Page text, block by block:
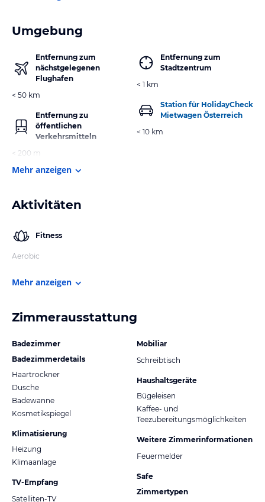
Umgebung
Entfernung zum
nächstgelegenen
Flughafen
< 50 km
Entfernung zu
öffentlichen
Verkehrsmitteln
< 200 m
Entfernung zum
Stadtzentrum
< 1 km
Station für HolidayCheck
Mietwagen Österreich
< 10 km
Mehr anzeigen
Aktivitäten
Fitness
Aerobic
Mehr anzeigen
Zimmerausstattung
Badezimmer
Badezimmerdetails
Haartrockner
Dusche
Badewanne
Kosmetikspiegel
Klimatisierung
Heizung
Klimaanlage
TV-Empfang
Satelliten-TV
Mobiliar
Schreibtisch
Haushaltsgeräte
Bügeleisen
Kaffee- und
Teezubereitungsmöglichkeiten
Weitere Zimmerinformationen
Feuermelder
Safe
Zimmertypen